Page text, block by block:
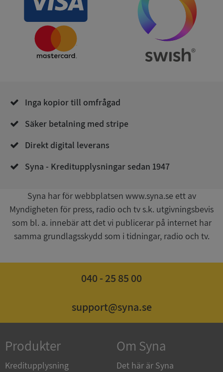
Inga kopior till omfrågad
Säker betalning med stripe
Direkt digital leverans
Syna - Kreditupplysningar sedan 1947
Syna har för webbplatsen www.syna.se ett av
Myndigheten för press, radio och tv s.k. utgivningsbevis
som bl. a. innebär att det vi publicerar på internet har
samma grundlagsskydd som i tidningar, radio och tv.
040 - 25 85 00
support@syna.se
Produkter
Kreditupplysning
Om Syna
Det här är Syna
ASP.NET_SessionId
Microsoft
Corporation
ARRAffinity
__RequestVerificationToken
Microsoft
upplysningar.syna.se
CookieScriptConsent
CookieScript
1 år 1